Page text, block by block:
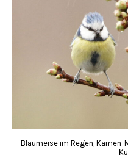
Blaumeise im Regen,